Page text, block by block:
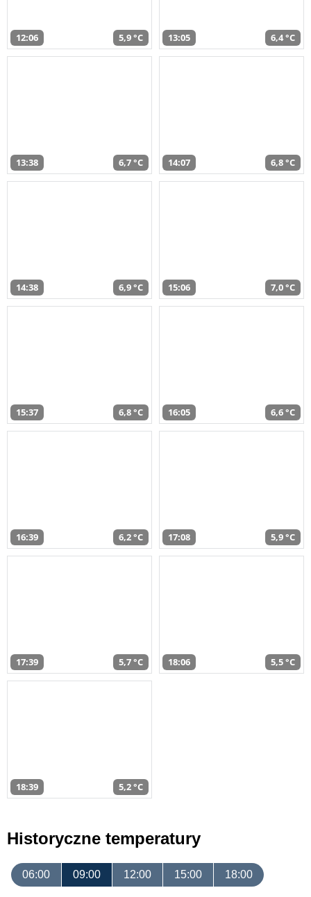
12:06 5,9 °C 13:05 6,4 °C
13:38 6,7 °C 14:07 6,8 °C
14:38 6,9 °C 15:06 7,0 °C
15:37 6,8 °C 16:05 6,6 °C
16:39 6,2 °C 17:08 5,9 °C
17:39 5,7 °C 18:06 5,5 °C
18:39 5,2 °C
Historyczne temperatury
06:00 09:00 12:00 15:00 18:00